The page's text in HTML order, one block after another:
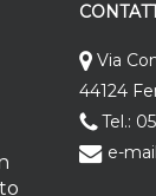
Via
44124
Tel.:
e-